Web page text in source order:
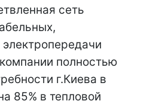
сеть
полностью
г.Киева в
85% в тепловой